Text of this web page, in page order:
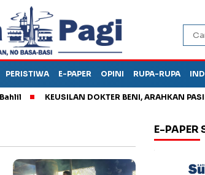
PERISTIWA E-PAPER OPINI RUPA-RUPA
KEUSILAN DOKTER BENI, ARAHKAN PASIEN
E-PAPER